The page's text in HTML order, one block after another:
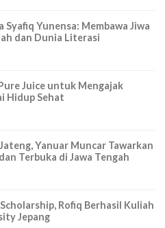
Syafiq Yunensa: Membawa Jiwa
dan Dunia Literasi
Juice untuk Mengajak
Hidup Sehat
Yanuar Muncar Tawarkan
Terbuka di Jawa Tengah
Rofiq Berhasil Kuliah
Jepang